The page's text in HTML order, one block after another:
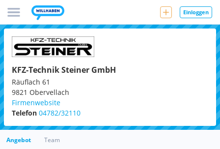
Einloggen
KFZ-Technik Steiner GmbH
Räuflach 61
9821 Obervellach
Firmenwebsite
Telefon 04782/32110
Angebot Team